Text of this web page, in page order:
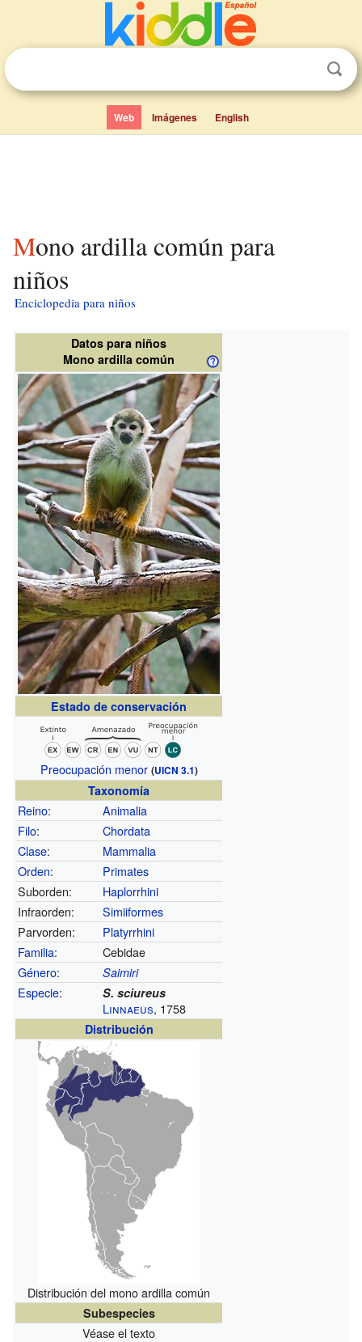
Web Imágenes English
Mono ardilla común para
niños
Enciclopedia para niños
Datos para niños
Mono ardilla común
Estado de conservación
Preocupación menor (UICN 3.1)
Taxonomía
Reino:
Animalia
Filo:
Chordata
Clase:
Mammalia
Orden:
Primates
Suborden:
Haplorrhini
Infraorden:
Simiiformes
Parvorden:
Platyrrhini
Familia:
Cebidae
Género: Saimiri
Especie: S. sciureus
Linnaeus, 1758
Distribución
Distribución del mono ardilla común
Subespecies
Véase el texto